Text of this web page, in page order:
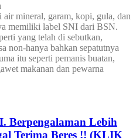
air mineral, garam, kopi, gula, dan
memiliki label SNI dari BSN.
yang telah di sebutkan,
non-hanya bahkan sepatutnya
itu seperti pemanis buatan,
makanan dan pewarna
Berpengalaman Lebih
Terima Beres !! (KLIK